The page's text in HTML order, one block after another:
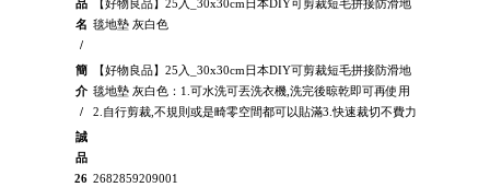
品
名
/
【好物良品】25入_30x30cm日本DIY可剪裁短毛拼接防滑地
毯地墊 灰白色
簡
介
/
【好物良品】25入_30x30cm日本DIY可剪裁短毛拼接防滑地
毯地墊 灰白色：1.可水洗可丟洗衣機,洗完後晾乾即可再使用
2.自行剪裁,不規則或是畸零空間都可以貼滿3.快速裁切不費力
誠
品
26 2682859209001